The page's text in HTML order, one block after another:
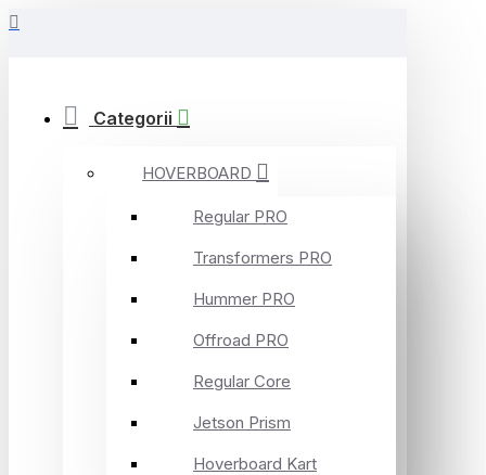
Categorii
HOVERBOARD
Regular PRO
Transformers PRO
Hummer PRO
Offroad PRO
Regular Core
Jetson Prism
Hoverboard Kart